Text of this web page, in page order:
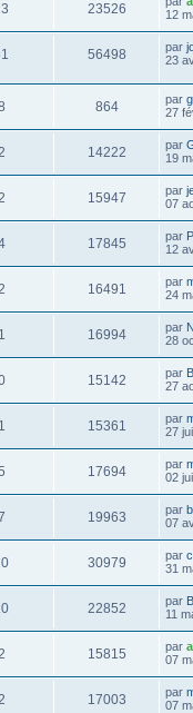
23526
12
56498 par
23
864 par
27
2 14222 par
19
15947 par
07
17845 par
12
16491 par
24
1 16994 par
28
15142 par
27
1 15361 par
27
17694 par
02
19963 par
07
30979 par
31
22852 par
11
15815 par
07
2 17003 par
07